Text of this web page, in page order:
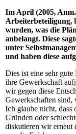
Im April (2005,
Arbeiterbeteiligung,
wurden, was die
anbelangt. Diese
unter
und haben diese
Dies ist eine sehr gute
ihre Gewerkschaft
wir gegen diese
Gewerkschaften sind,
Ich glaube nicht, dass
Gründen oder
diskutieren wir erneut